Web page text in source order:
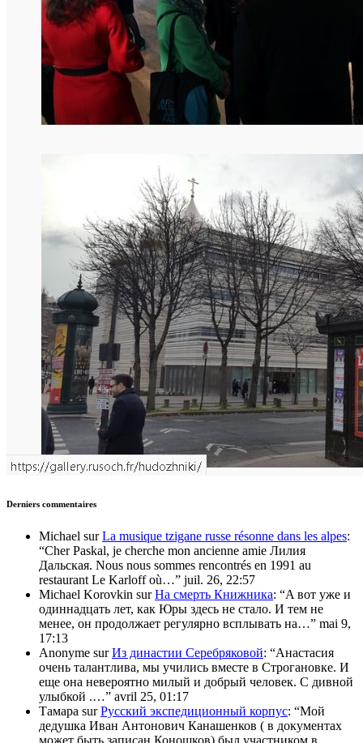
Derniers commentaires
Michael surLa musique tzigane russe résonne dans les alpes:
“Cher Paskal, je cherche mon ancienne amie Лилия
Дальская. Nous nous sommes rencontrés en 1991 au
restaurant Le Karloff où…” juil. 26, 22:57
Michael Korovkin surНа смерть Книжника: “A вот уже и
одиннадцать лет, как Юры здесь не стало. И тем не
менее, он продолжает регулярно всплывать на…” mai 9,
17:13
Anonyme surИз династии Серебряковой: “Анастасия
очень талантлива, мы учились вместе в Строгановке. И
еще она невероятно милый и добрый человек. С дивной
улыбкой .…” avril 25, 01:17
Тамара surРусский экспедиционный корпус: “Мой
дедушка Иван Антонович Канашенков ( в документах
может быть записан Коношков) был участником в